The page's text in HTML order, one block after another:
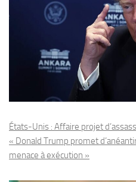
États-Unis : Affaire projet
« Donald Trump promet
menace à exécution »